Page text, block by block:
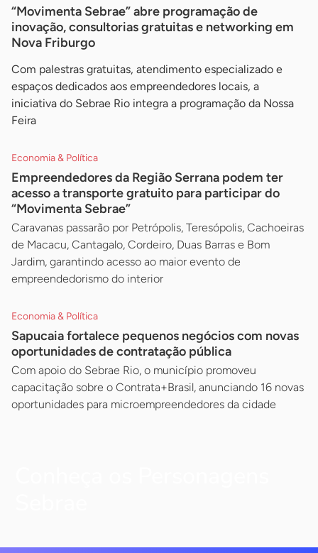
“Movimenta Sebrae” abre programação de
inovação, consultorias gratuitas e networking em
Nova Friburgo
Com palestras gratuitas, atendimento especializado e
espaços dedicados aos empreendedores locais, a
iniciativa do Sebrae Rio integra a programação da Nossa
Feira
Economia & Política
Empreendedores da Região Serrana podem ter
acesso a transporte gratuito para participar do
“Movimenta Sebrae”
Caravanas passarão por Petrópolis, Teresópolis, Cachoeiras
de Macacu, Cantagalo, Cordeiro, Duas Barras e Bom
Jardim, garantindo acesso ao maior evento de
empreendedorismo do interior
Economia & Política
Sapucaia fortalece pequenos negócios com novas
oportunidades de contratação pública
Com apoio do Sebrae Rio, o município promoveu
capacitação sobre o Contrata+Brasil, anunciando 16 novas
oportunidades para microempreendedores da cidade